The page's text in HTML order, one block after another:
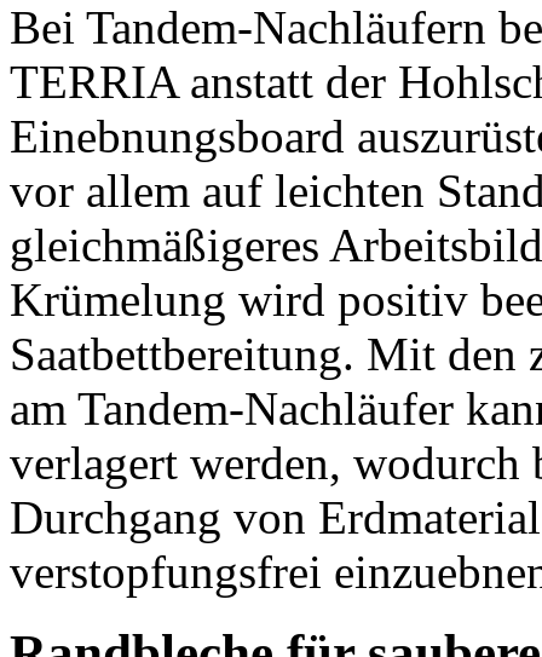
Bei Tandem-Nachläufern
TERRIA anstatt der
Einebnungsboard
vor allem auf leichten
gleichmäßigeres
Krümelung wird positiv
Saatbettbereitung. Mit den
am Tandem-Nachläufer
verlagert werden, wodurch
Durchgang von
verstopfungsfrei